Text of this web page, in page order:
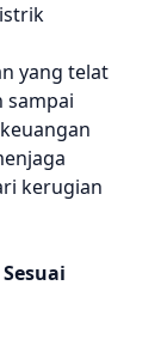
yang telat
sampai
kerugian